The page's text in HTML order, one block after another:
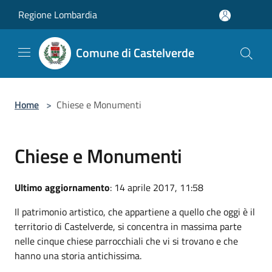
Regione Lombardia
Comune di Castelverde
Home > Chiese e Monumenti
Chiese e Monumenti
Ultimo aggiornamento: 14 aprile 2017, 11:58
Il patrimonio artistico, che appartiene a quello che oggi è il
territorio di Castelverde, si concentra in massima parte
nelle cinque chiese parrocchiali che vi si trovano e che
hanno una storia antichissima.